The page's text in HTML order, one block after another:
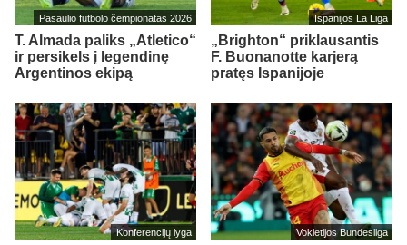
Pasaulio futbolo čempionatas 2026
T. Almada paliks „Atletico“
ir persikels į legendinę
Argentinos ekipą
Ispanijos La Liga
„Brighton“ priklausantis
F. Buonanotte karjerą
pratęs Ispanijoje
Konferencijų lyga Vokietijos Bundesliga